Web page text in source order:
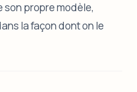
son propre modèle,
la façon dont on le